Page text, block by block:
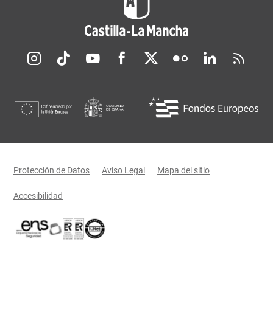
Redes sociales JCCM
Menú legal
Protección de Datos Aviso Legal Mapa del sitio
Accesibilidad